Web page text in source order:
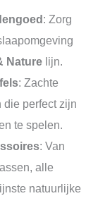
: Zorg
Nature lijn.
: Zachte
die perfect zijn
te spelen.
: Van
alle
natuurlijke